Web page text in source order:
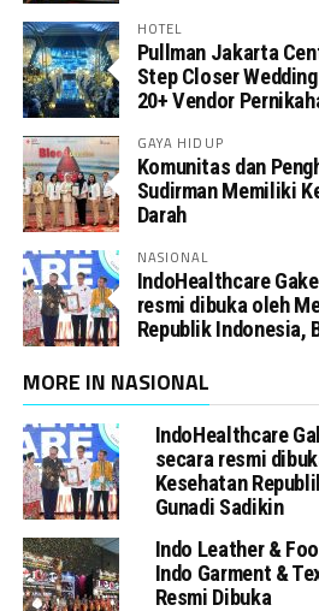
HOTEL
Pullman Jakarta
Step Closer
20+ Vendor
GAYA HIDUP
Komunitas dan
Sudirman Memiliki
Darah
NASIONAL
IndoHealthcare
resmi dibuka oleh
Republik Indonesia,
MORE IN NASIONAL
IndoHealthcare
secara resmi
Kesehatan
Gunadi Sadikin
Indo Leather &
Indo Garment &
Resmi Dibuka